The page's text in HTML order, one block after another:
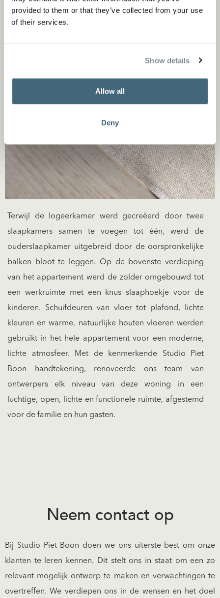
provided to them or that they’ve collected from your use
of their services.
Show details
Allow all
Deny
Terwijl de logeerkamer werd gecreëerd door twee
slaapkamers samen te voegen tot één, werd de
ouderslaapkamer uitgebreid door de oorspronkelijke
balken bloot te leggen. Op de bovenste verdieping
van het appartement werd de zolder omgebouwd tot
een werkruimte met een knus slaaphoekje voor de
kinderen. Schuifdeuren van vloer tot plafond, lichte
kleuren en warme, natuurlijke houten vloeren werden
gebruikt in het hele appartement voor een moderne,
lichte atmosfeer. Met de kenmerkende Studio Piet
Boon handtekening, renoveerde ons team van
ontwerpers elk niveau van deze woning in een
luchtige, open, lichte en functionele ruimte, afgestemd
voor de familie en hun gasten.
Neem contact op
Bij Studio Piet Boon doen we ons uiterste best om onze
klanten te leren kennen. Dit stelt ons in staat om een zo
relevant mogelijk ontwerp te maken en verwachtingen te
overtreffen. We verdiepen ons in de wensen en het doel